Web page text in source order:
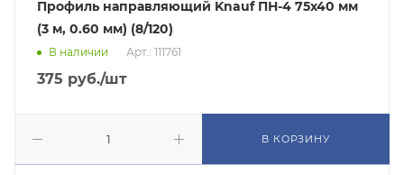
Профиль направляющий Knauf ПН-4 75х40 мм
(3 м, 0.60 мм) (8/120)
В наличии Арт.: 111761
375 руб./шт
В КОРЗИНУ